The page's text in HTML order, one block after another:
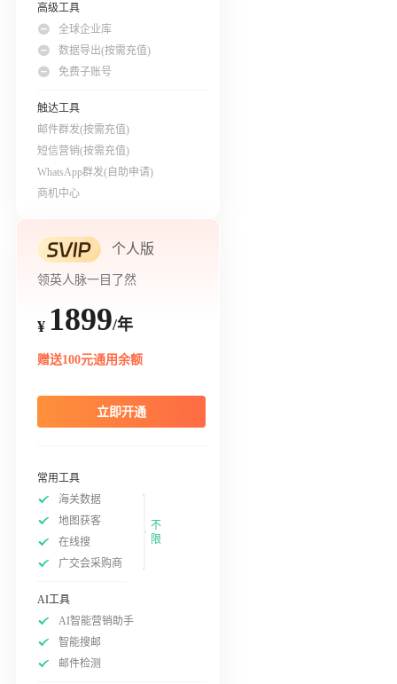
高级工具
全球企业库
数据导出(按需充值)
免费子账号
触达工具
邮件群发(按需充值)
短信营销(按需充值)
WhatsApp群发(自助申请)
商机中心
个人版
领英人脉一目了然
¥ 1899/年
赠送100元通用余额
立即开通
常用工具
海关数据
地图获客
在线搜
广交会采购商
不
限
AI工具
AI智能营销助手
智能搜邮
邮件检测